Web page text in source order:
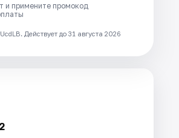
и примените промокод
Действует до 31 августа 2026